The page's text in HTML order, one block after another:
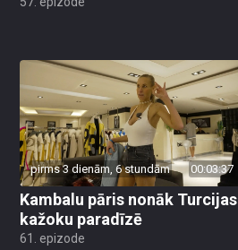
pirms 3 dienām, 6 stundām 00:03:37
Kambalu pāris nonāk Turcijas
kažoku paradīzē
61. epizode